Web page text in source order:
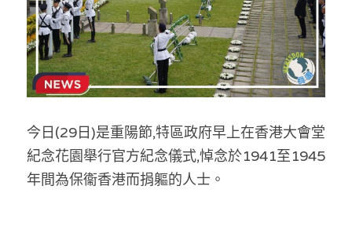
反華推手起底
美西霸凌內幕
美西極權主義
真相直擊
極端暴恐實錄
屈穎妍專欄
朱庭萱專欄
莫綺琪專欄
黃萬成專欄
招國偉專欄
醫院口岸爆炸案
屠龍小隊案
黎智英案審訊
支聯會案
35+顛覆案
生活
吃喝玩指南
休閒好介紹
親子
花生仔漫畫週記
關於我們
人才招聘
投稿熱線
商戶合作
搜索
繁體中文
繁體中文
今日(29日)是重陽節,特區政府早上在香港大會堂
紀念花園舉行官方紀念儀式,悼念於1941至1945
年間為保衞香港而捐軀的人士。